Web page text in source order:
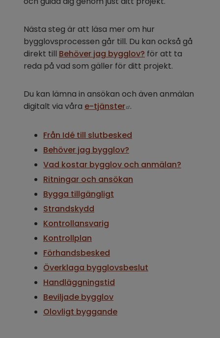
Nästa steg är att läsa mer om hur
bygglovsprocessen går till. Du kan också gå
direkt till Behöver jag bygglov? för att ta
reda på vad som gäller för ditt projekt.
Du kan lämna in ansökan och även anmälan
digitalt via våra e-tjänster Länk till annan
.
Från Idé till slutbesked
Behöver jag bygglov?
Vad kostar bygglov och anmälan?
Ritningar och ansökan
Bygga tillgängligt
Strandskydd
Kontrollansvarig
Kontrollplan
Förhandsbesked
Överklaga bygglovsbeslut
Handläggningstid
Beviljade bygglov
Olovligt byggande